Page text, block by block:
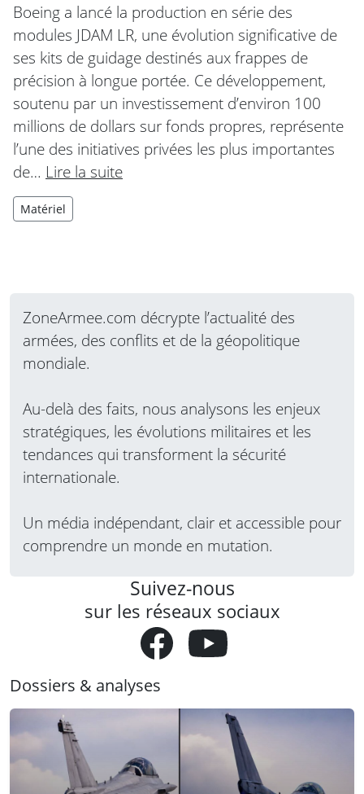
Boeing a lancé la production en série des
modules JDAM LR, une évolution significative de
ses kits de guidage destinés aux frappes de
précision à longue portée. Ce développement,
soutenu par un investissement d’environ 100
millions de dollars sur fonds propres, représente
l’une des initiatives privées les plus importantes
de… Lire la suite
Matériel
ZoneArmee.com décrypte l’actualité des
armées, des conflits et de la géopolitique
mondiale.
Au-delà des faits, nous analysons les enjeux
stratégiques, les évolutions militaires et les
tendances qui transforment la sécurité
internationale.
Un média indépendant, clair et accessible pour
comprendre un monde en mutation.
Suivez-nous
sur les réseaux sociaux
Dossiers & analyses